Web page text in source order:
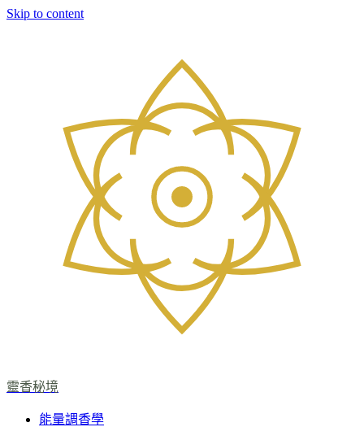
Skip to content
靈香秘境
能量調香學